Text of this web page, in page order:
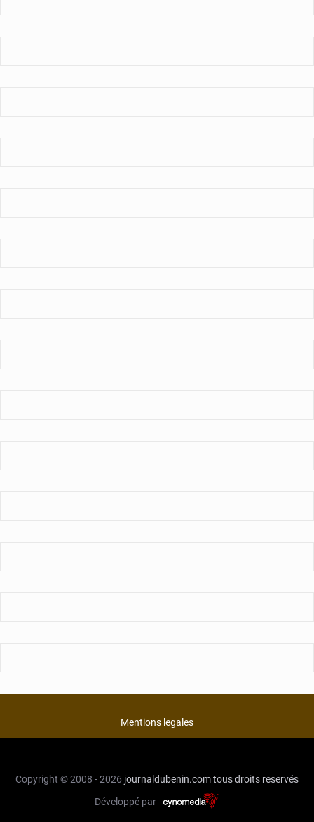
Mentions legales
Copyright © 2008 - 2026 journaldubenin.comtous droits reservés
Développé par